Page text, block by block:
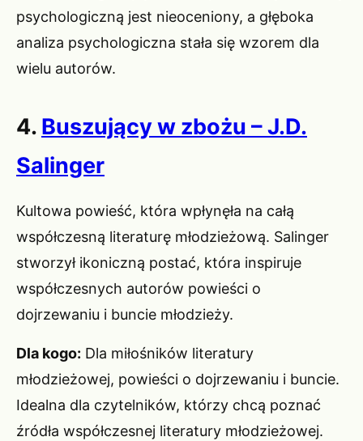
psychologiczną jest nieoceniony, a głęboka
analiza psychologiczna stała się wzorem dla
wielu autorów.
4. Buszujący w zbożu – J.D.
Salinger
Kultowa powieść, która wpłynęła na całą
współczesną literaturę młodzieżową. Salinger
stworzył ikoniczną postać, która inspiruje
współczesnych autorów powieści o
dojrzewaniu i buncie młodzieży.
Dla kogo: Dla miłośników literatury
młodzieżowej, powieści o dojrzewaniu i buncie.
Idealna dla czytelników, którzy chcą poznać
źródła współczesnej literatury młodzieżowej.